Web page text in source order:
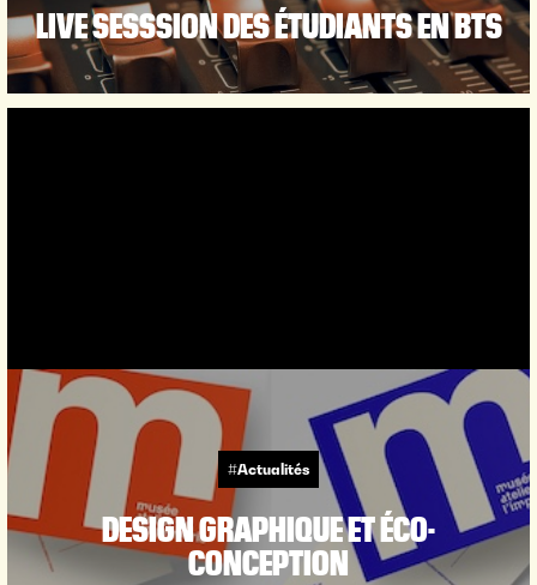
LIVE SESSSION DES ÉTUDIANTS EN BTS
#Actualités
DESIGN GRAPHIQUE ET ÉCO-
CONCEPTION